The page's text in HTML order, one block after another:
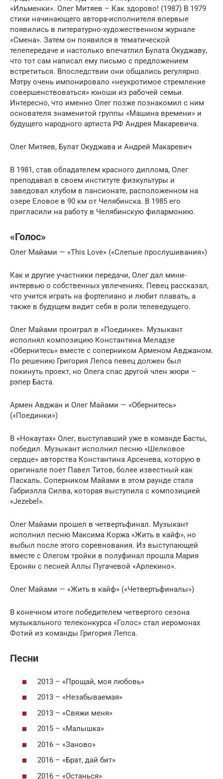
«Ильменки». Олег Митяев – Как здорово! (1987) В 1979
стихи начинающего автора-исполнителя впервые
появились в литературно-художественном журнале
«Смена». Затем он появился в тематической
телепередаче и настолько впечатлил Булата Окуджаву,
что тот сам написал ему письмо с предложением
встретиться. Впоследствии они общались регулярно.
Мэтру очень импонировало «неукротимое стремление
совершенствоваться» юноши из рабочей семьи.
Интересно, что именно Олег позже познакомил с ним
основателя знаменитой группы «Машина времени» и
будущего народного артиста РФ Андрея Макаревича.
Олег Митяев, Булат Окуджава и Андрей Макаревич
В 1981, став обладателем красного диплома, Олег
преподавал в своем институте физкультуры и
заведовал клубом в пансионате, расположенном на
озере Еловое в 90 км от Челябинска. В 1985 его
пригласили на работу в Челябинскую филармонию.
«Голос»
Олег Майами — «This Love» («Слепые прослушивания»)
Как и другие участники передачи, Олег дал мини-
интервью о собственных увлечениях. Певец рассказал,
что учится играть на фортепиано и любит плавать, а
также в будущем видит себя в роли телеведущего.
Олег Майами проиграл в «Поединке». Музыкант
исполнял композицию Константина Меладзе
«Обернитесь» вместе с соперником Арменом Авджаном.
По решению Григория Лепса певец должен был
покинуть проект, но Олега спас другой член жюри –
рэпер Баста.
Армен Авджан и Олег Майами — «Обернитесь»
(«Поединки»)
В «Нокаутах» Олег, выступавший уже в команде Басты,
победил. Музыкант исполнил песню «Шелковое
сердце» авторства Константина Арсенева, которую в
оригинале поет Павел Титов, более известный как
Паскаль. Соперником Майами в этом раунде стала
Габриэлла Силва, которая выступила с композицией
«Jezebel».
Олег Майами прошел в четвертьфинал. Музыкант
исполнил песню Максима Коржа «Жить в кайф», но
выбыл после этого соревнования. Из выступающей
вместе с Олегом тройки в полуфинал прошла Мария
Еронян с песней Аллы Пугачевой «Арлекино».
Олег Майами — «Жить в кайф» («Четвертьфиналы»)
В конечном итоге победителем четвертого сезона
музыкального телеконкурса «Голос» стал иеромонах
Фотий из команды Григория Лепса.
Песни
2013 – «Прощай, моя любовь»
2013 – «Незабываемая»
2013 – «Свяжи меня»
2015 – «Малышка»
2016 – «Заново»
2016 – «Брат, дай бит»
2016 – «Останься»